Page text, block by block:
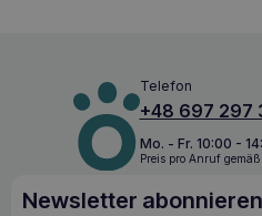
Telefon
+48 697 297
Mo. - Fr. 10:00 -
Preis pro Anruf
Newsletter abonnieren